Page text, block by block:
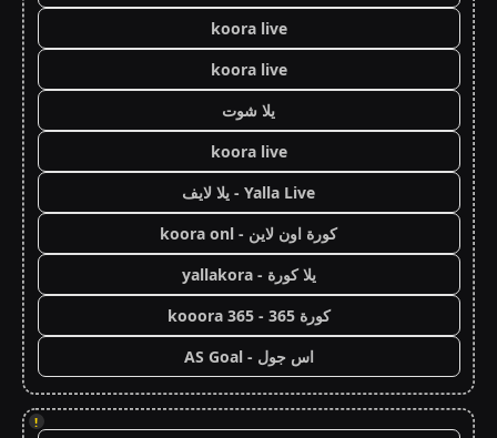
koora live
koora live
يلا شوت
koora live
Yalla Live - يلا لايف
كورة اون لاين - koora onl
يلا كورة - yallakora
كورة 365 - kooora 365
اس جول - AS Goal
!